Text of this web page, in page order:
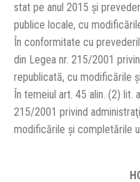
stat pe anul 2015 şi
publice locale, cu
În conformitate cu
din Legea nr. 215/2001
republicată, cu modificările
În temeiul art. 45 alin. (2) lit.
215/2001 privind
modificările şi completările